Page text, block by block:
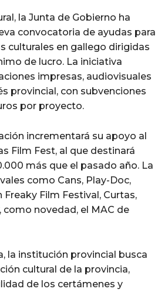
la Junta de Gobierno ha
convocatoria de ayudas para
culturales en gallego dirigidas
de lucro. La iniciativa
impresas, audiovisuales
provincial, con subvenciones
por proyecto.
incrementará su apoyo al
Film Fest, al que destinará
más que el pasado año. La
como Cans, Play-Doc,
Freaky Film Festival, Curtas,
como novedad, el MAC de
la institución provincial busca
cultural de la provincia,
de los certámenes y